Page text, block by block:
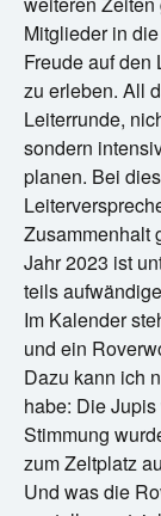
Mitglieder in
Freude auf den
zu erleben. All
Leiterrunde,
sondern
planen. Bei
Zusammenhalt
Jahr 2023 ist
teils
Im Kalender
und ein
Dazu kann ich
habe: Die
Stimmung
zum Zeltplatz
Und was die